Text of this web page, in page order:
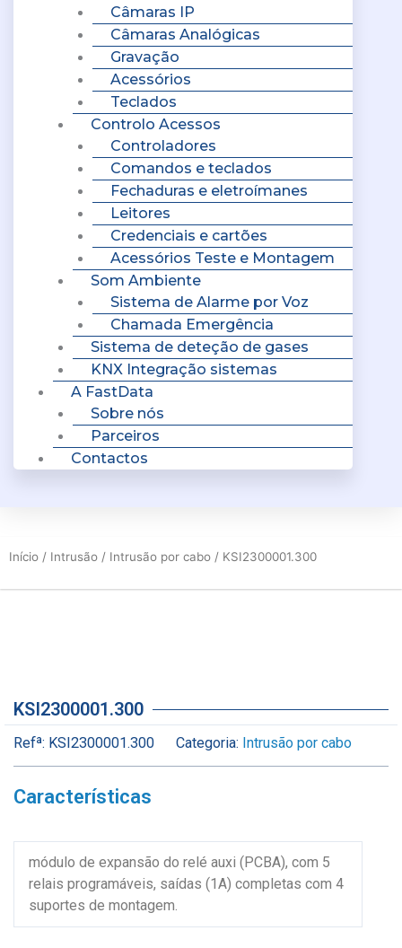
Câmaras IP
Câmaras Analógicas
Gravação
Acessórios
Teclados
Controlo Acessos
Controladores
Comandos e teclados
Fechaduras e eletroímanes
Leitores
Credenciais e cartões
Acessórios Teste e Montagem
Som Ambiente
Sistema de Alarme por Voz
Chamada Emergência
Sistema de deteção de gases
KNX Integração sistemas
A FastData
Sobre nós
Parceiros
Contactos
Início / Intrusão / Intrusão por cabo / KSI2300001.300
KSI2300001.300
Refª: KSI2300001.300 Categoria: Intrusão por cabo
Características
módulo de expansão do relé auxi (PCBA), com 5
relais programáveis, saídas (1A) completas com 4
suportes de montagem.